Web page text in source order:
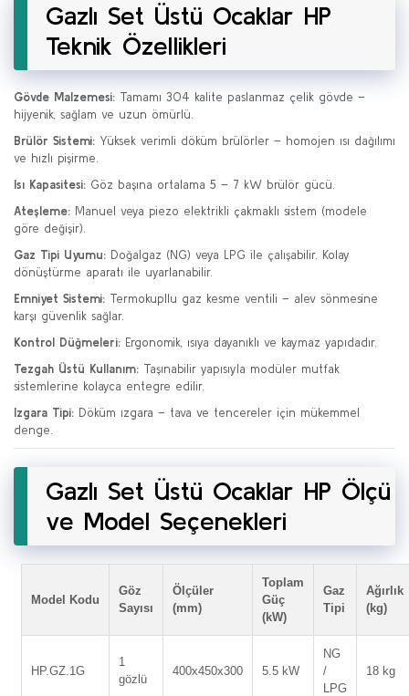
Gazlı Set Üstü Ocaklar HP
Teknik Özellikleri
Gövde Malzemesi: Tamamı 304 kalite paslanmaz çelik gövde –
hijyenik, sağlam ve uzun ömürlü.
Brülör Sistemi: Yüksek verimli döküm brülörler – homojen ısı dağılımı
ve hızlı pişirme.
Isı Kapasitesi: Göz başına ortalama 5 – 7 kW brülör gücü.
Ateşleme: Manuel veya piezo elektrikli çakmaklı sistem (modele
göre değişir).
Gaz Tipi Uyumu: Doğalgaz (NG) veya LPG ile çalışabilir. Kolay
dönüştürme aparatı ile uyarlanabilir.
Emniyet Sistemi: Termokupllu gaz kesme ventili – alev sönmesine
karşı güvenlik sağlar.
Kontrol Düğmeleri: Ergonomik, ısıya dayanıklı ve kaymaz yapıdadır.
Tezgah Üstü Kullanım: Taşınabilir yapısıyla modüler mutfak
sistemlerine kolayca entegre edilir.
Izgara Tipi: Döküm ızgara – tava ve tencereler için mükemmel
denge.
Gazlı Set Üstü Ocaklar HP Ölçü
ve Model Seçenekleri
Model Kodu
Göz
Sayısı
Ölçüler
(mm)
Toplam
Güç
(kW)
Gaz
Tipi
Ağırlık
(kg)
HP.GZ.1G
1
gözlü
400x450x300 5.5 kW
NG
/
LPG
18 kg